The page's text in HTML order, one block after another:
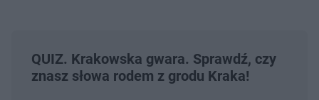
QUIZ. Krakowska gwara. Sprawdź, czy
znasz słowa rodem z grodu Kraka!